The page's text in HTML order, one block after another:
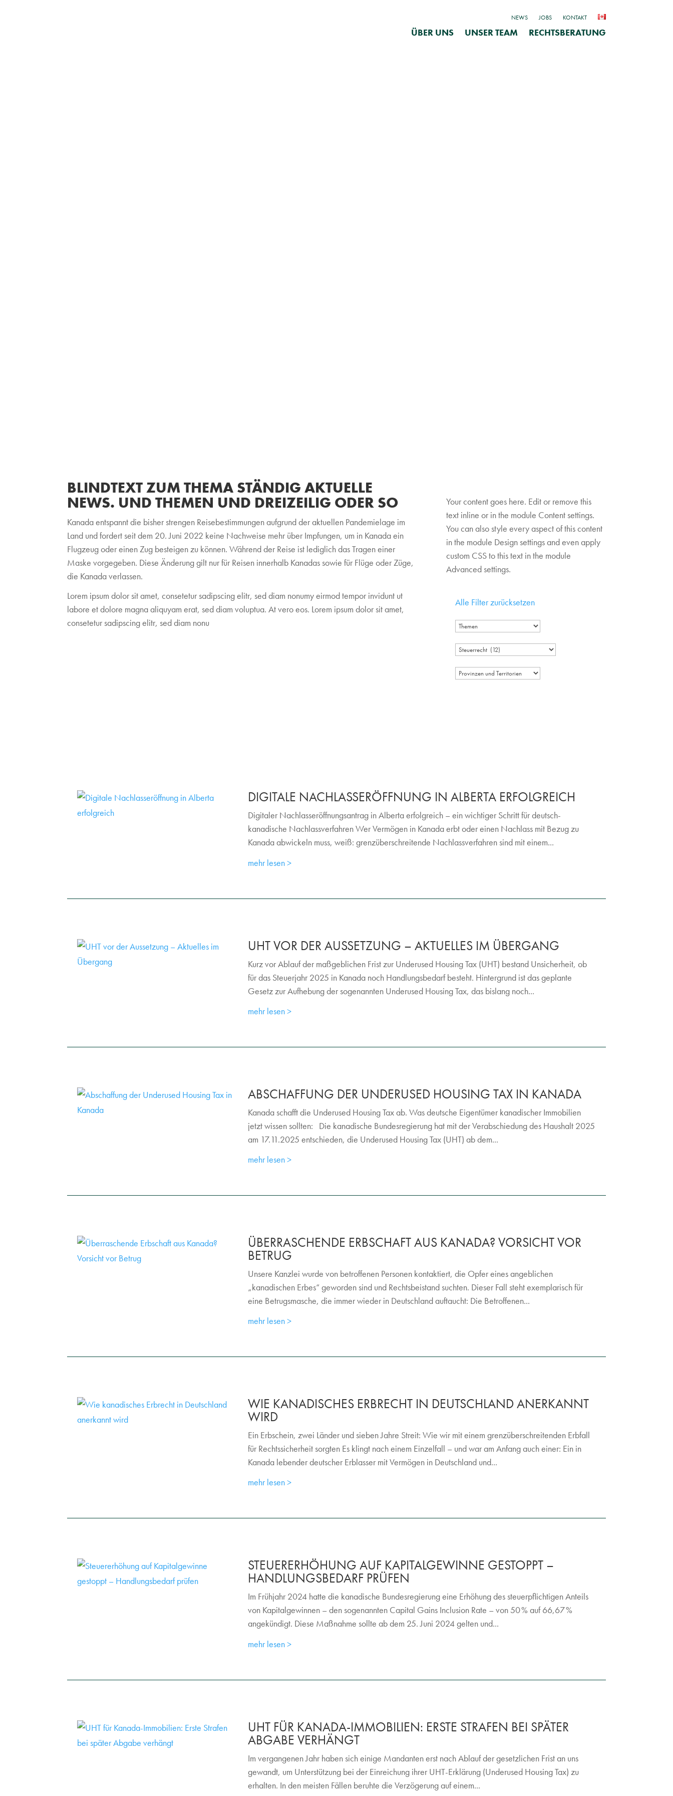
NEWS JOBS KONTAKT
ÜBER UNS UNSER TEAM RECHTSBERATUNG
BLINDTEXT ZUM THEMA STÄNDIG AKTUELLE
NEWS. UND THEMEN UND DREIZEILIG ODER SO
Kanada entspannt die bisher strengen Reisebestimmungen aufgrund der aktuellen Pandemielage im
Land und fordert seit dem 20. Juni 2022 keine Nachweise mehr über Impfungen, um in Kanada ein
Flugzeug oder einen Zug besteigen zu können. Während der Reise ist lediglich das Tragen einer
Maske vorgegeben. Diese Änderung gilt nur für Reisen innerhalb Kanadas sowie für Flüge oder Züge,
die Kanada verlassen.
Lorem ipsum dolor sit amet, consetetur sadipscing elitr, sed diam nonumy eirmod tempor invidunt ut
labore et dolore magna aliquyam erat, sed diam voluptua. At vero eos. Lorem ipsum dolor sit amet,
consetetur sadipscing elitr, sed diam nonu
Your content goes here. Edit or remove this
text inline or in the module Content settings.
You can also style every aspect of this content
in the module Design settings and even apply
custom CSS to this text in the module
Advanced settings.
Alle Filter zurücksetzen
DIGITALE NACHLASSERÖFFNUNG IN ALBERTA ERFOLGREICH
Digitaler Nachlasseröffnungsantrag in Alberta erfolgreich – ein wichtiger Schritt für deutsch-
kanadische Nachlassverfahren Wer Vermögen in Kanada erbt oder einen Nachlass mit Bezug zu
Kanada abwickeln muss, weiß: grenzüberschreitende Nachlassverfahren sind mit einem...
mehr lesen
UHT VOR DER AUSSETZUNG – AKTUELLES IM ÜBERGANG
Kurz vor Ablauf der maßgeblichen Frist zur Underused Housing Tax (UHT) bestand Unsicherheit, ob
für das Steuerjahr 2025 in Kanada noch Handlungsbedarf besteht. Hintergrund ist das geplante
Gesetz zur Aufhebung der sogenannten Underused Housing Tax, das bislang noch...
mehr lesen
ABSCHAFFUNG DER UNDERUSED HOUSING TAX IN KANADA
Kanada schafft die Underused Housing Tax ab. Was deutsche Eigentümer kanadischer Immobilien
jetzt wissen sollten: Die kanadische Bundesregierung hat mit der Verabschiedung des Haushalt 2025
am 17.11.2025 entschieden, die Underused Housing Tax (UHT) ab dem...
mehr lesen
ÜBERRASCHENDE ERBSCHAFT AUS KANADA? VORSICHT VOR
BETRUG
Unsere Kanzlei wurde von betroffenen Personen kontaktiert, die Opfer eines angeblichen
„kanadischen Erbes“ geworden sind und Rechtsbeistand suchten. Dieser Fall steht exemplarisch für
eine Betrugsmasche, die immer wieder in Deutschland auftaucht: Die Betroffenen...
mehr lesen
WIE KANADISCHES ERBRECHT IN DEUTSCHLAND ANERKANNT
WIRD
Ein Erbschein, zwei Länder und sieben Jahre Streit: Wie wir mit einem grenzüberschreitenden Erbfall
für Rechtssicherheit sorgten Es klingt nach einem Einzelfall – und war am Anfang auch einer: Ein in
Kanada lebender deutscher Erblasser mit Vermögen in Deutschland und...
mehr lesen
STEUERERHÖHUNG AUF KAPITALGEWINNE GESTOPPT –
HANDLUNGSBEDARF PRÜFEN
Im Frühjahr 2024 hatte die kanadische Bundesregierung eine Erhöhung des steuerpflichtigen Anteils
von Kapitalgewinnen – den sogenannten Capital Gains Inclusion Rate – von 50 % auf 66,67 %
angekündigt. Diese Maßnahme sollte ab dem 25. Juni 2024 gelten und...
mehr lesen
UHT FÜR KANADA-IMMOBILIEN: ERSTE STRAFEN BEI SPÄTER
ABGABE VERHÄNGT
Im vergangenen Jahr haben sich einige Mandanten erst nach Ablauf der gesetzlichen Frist an uns
gewandt, um Unterstützung bei der Einreichung ihrer UHT-Erklärung (Underused Housing Tax) zu
erhalten. In den meisten Fällen beruhte die Verzögerung auf einem...